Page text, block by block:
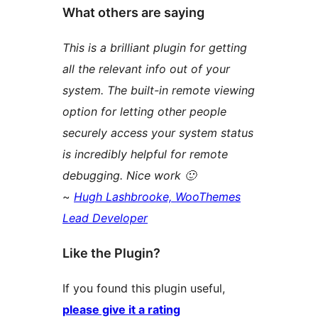
What others are saying
This is a brilliant plugin for getting
all the relevant info out of your
system. The built-in remote viewing
option for letting other people
securely access your system status
is incredibly helpful for remote
debugging. Nice work 🙂
~ Hugh Lashbrooke, WooThemes
Lead Developer
Like the Plugin?
If you found this plugin useful,
please give it a rating